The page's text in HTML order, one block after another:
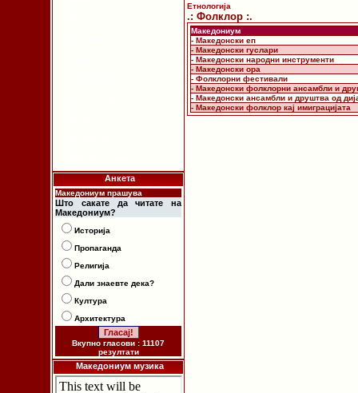
Анкета
Македониум прашува
Што сакате да читате на
Македониум?
Историја
Пропаганда
Религија
Дали знаевте дека?
Култура
Архитектура
Вкупно гласови : 11107
резултати
Македониум музика
Етнологија
.: Фолклор :.
Македониум
- Македонски еп
- Македонски гуслари
- Македонски народни инструменти
- Македонски ора
- Фолклорни фестивали
- Македонски фолклорни ансамбли и
- Македонски ансамбли и друштва од
- Македонски фолклор кај имиграцијата